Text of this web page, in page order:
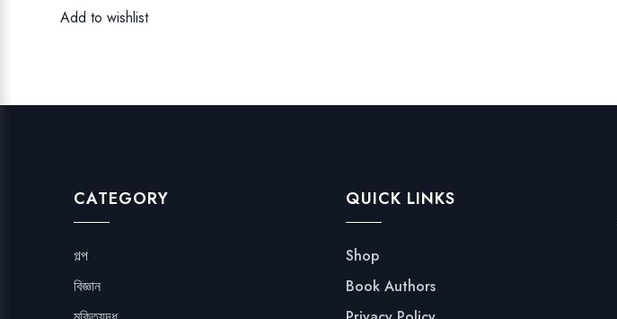
was:
Add to wishlist
CATEGORY
গল্প
বিজ্ঞান
QUICK LINKS
Shop
Book Authors